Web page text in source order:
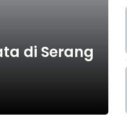
di Serang